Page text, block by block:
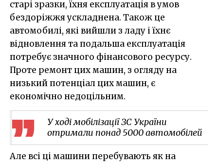
старі зразки, їхня експлуатація в умов
бездоріжжя ускладнена. Також це
автомобилі, які вийшли з ладу і їхнє
відновлення та подальша експлуатація
потребує значного фінансового ресурсу.
Проте ремонт цих машин, з огляду на
низький потенціал цих машин, є
економічно недоцільним.
У ході мобілізації ЗС України
отримали понад 5000 автомобілей
Але всі ці машини перебувають як на